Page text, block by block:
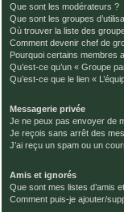
Que sont les modérateurs ?
Que sont les groupes
Où trouver la liste des
Comment devenir chef de
Pourquoi certains membres
Qu’est-ce qu’un « Groupe
Qu’est-ce que le lien «
Messagerie privée
Je ne peux pas envoyer de
Je reçois sans arrêt des
J’ai reçu un spam ou un
Amis et ignorés
Que sont mes listes d’amis
Comment puis-je ajouter/